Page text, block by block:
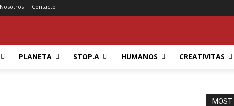
Nosotros Contacto
PLANETA STOP.A HUMANOS CREATIVITAS
MOST